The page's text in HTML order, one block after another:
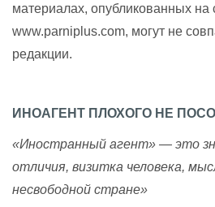
материалах, опубликованных на
www.parniplus.com, могут не
редакции.
ИНОАГЕНТ ПЛОХОГО НЕ
«Иностранный агент» — это
отличия, визитка человека,
несвободной стране»